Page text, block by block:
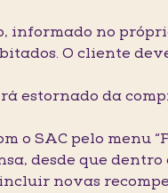
informado no
O cliente
estornado da
SAC pelo menu
desde que
novas